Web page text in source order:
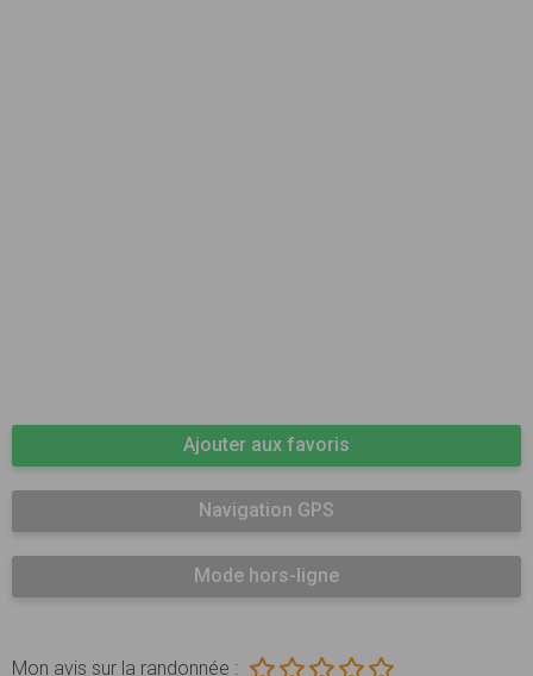
Ajouter aux favoris
Navigation GPS
Mode hors-ligne
Mon avis sur la randonnée :